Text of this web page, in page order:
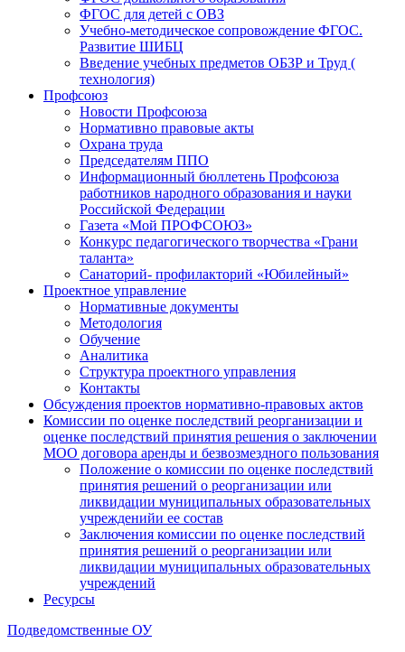
ФГОС для детей с ОВЗ
Учебно-методическое сопровождение ФГОС.
Развитие ШИБЦ
Введение учебных предметов ОБЗР и Труд (
технология)
Профсоюз
Новости Профсоюза
Нормативно правовые акты
Охрана труда
Председателям ППО
Информационный бюллетень Профсоюза
работников народного образования и науки
Российской Федерации
Газета «Мой ПРОФСОЮЗ»
Конкурс педагогического творчества «Грани
таланта»
Санаторий- профилакторий «Юбилейный»
Проектное управление
Нормативные документы
Методология
Обучение
Аналитика
Структура проектного управления
Контакты
Обсуждения проектов нормативно-правовых актов
Комиссии по оценке последствий реорганизации и
оценке последствий принятия решения о заключении
МОО договора аренды и безвозмездного пользования
Положение о комиссии по оценке последствий
принятия решений о реорганизации или
ликвидации муниципальных образовательных
учрежденийи ее состав
Заключения комиссии по оценке последствий
принятия решений о реорганизации или
ликвидации муниципальных образовательных
учреждений
Ресурсы
Подведомственные ОУ